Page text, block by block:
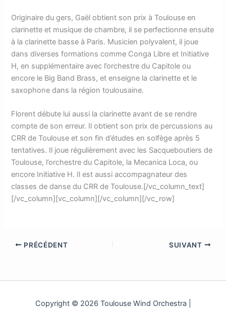
Originaire du gers, Gaël obtient son prix à Toulouse en
clarinette et musique de chambre, il se perfectionne ensuite
à la clarinette basse à Paris. Musicien polyvalent, il joue
dans diverses formations comme Conga Libre et Initiative
H, en supplémentaire avec l’orchestre du Capitole ou
encore le Big Band Brass, et enseigne la clarinette et le
saxophone dans la région toulousaine.
Florent débute lui aussi la clarinette avant de se rendre
compte de son erreur. Il obtient son prix de percussions au
CRR de Toulouse et son fin d’études en solfège après 5
tentatives. Il joue régulièrement avec les Sacqueboutiers de
Toulouse, l’orchestre du Capitole, la Mecanica Loca, ou
encore Initiative H. Il est aussi accompagnateur des
classes de danse du CRR de Toulouse.[/vc_column_text]
[/vc_column][vc_column][/vc_column][/vc_row]
PRÉCÉDENT SUIVANT
Copyright © 2026 Toulouse Wind Orchestra |